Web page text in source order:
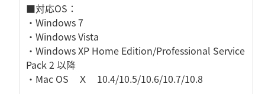
■対応OS：
・Windows 7
・Windows Vista
・Windows XP Home Edition/Professional Service
Pack 2 以降
・Mac OS Ｘ 10.4/10.5/10.6/10.7/10.8